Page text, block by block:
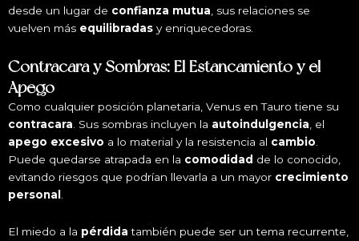
desde un lugar de confianza mutua , sus relaciones se
vuelven más equilibradas y enriquecedoras.
Contracara y Sombras: El Estancamiento y el
Apego
Como cualquier posición planetaria, Venus en Tauro tiene su
contracara . Sus sombras incluyen la autoindulgencia , el
apego excesivo a lo material y la resistencia al cambio
Puede quedarse atrapada en la comodidad de lo conocido,
evitando riesgos que podrían llevarla a un mayor crecimiento
personal
El miedo a la pérdida también puede ser un tema recurrente,